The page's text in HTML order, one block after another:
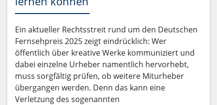
Ein aktueller Rechtsstreit rund um den Deutschen
Fernsehpreis 2025 zeigt eindrücklich: Wer
öffentlich über kreative Werke kommuniziert und
dabei einzelne Urheber namentlich hervorhebt,
muss sorgfältig prüfen, ob weitere Miturheber
übergangen werden. Denn das kann eine
Verletzung des sogenannten